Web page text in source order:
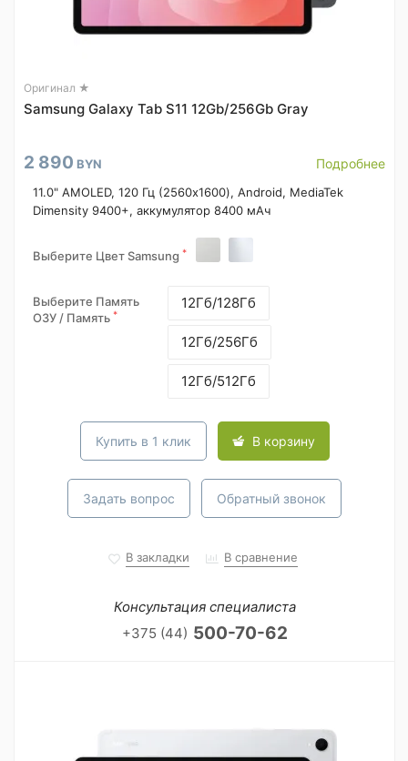
Оригинал ★
Samsung Galaxy Tab S11 12Gb/256Gb Gray
2 890 BYN Подробнее
11.0" AMOLED, 120 Гц (2560x1600), Android, MediaTek
Dimensity 9400+, аккумулятор 8400 мАч
Выберите Цвет Samsung *
Выберите Память
ОЗУ / Память *
12Гб/128Гб
12Гб/256Гб
12Гб/512Гб
Купить в 1 клик В корзину
Задать вопрос Обратный звонок
В закладки В сравнение
Консультация специалиста
+375 (44) 500-70-62